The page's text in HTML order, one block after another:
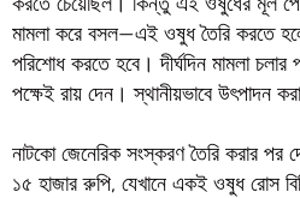
মামলা করে বসল—এই ওষুধ তৈরি করতে
পরিশোধ করতে হবে। দীর্ঘদিন মামলা চলার
পক্ষেই রায় দেন। স্থানীয়ভাবে উৎপাদন
নাটকো জেনেরিক সংস্করণ তৈরি করার পর
১৫ হাজার রুপি, যেখানে একই ওষুধ রোস